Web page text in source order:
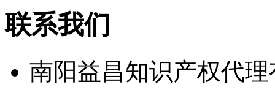
联系我们
南阳益昌知识产权代